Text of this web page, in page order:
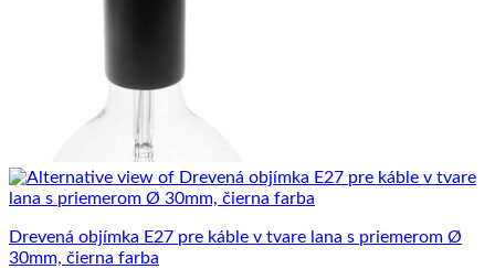
Drevená objímka E27 pre káble v tvare lana s priemerom Ø
30mm, čierna farba